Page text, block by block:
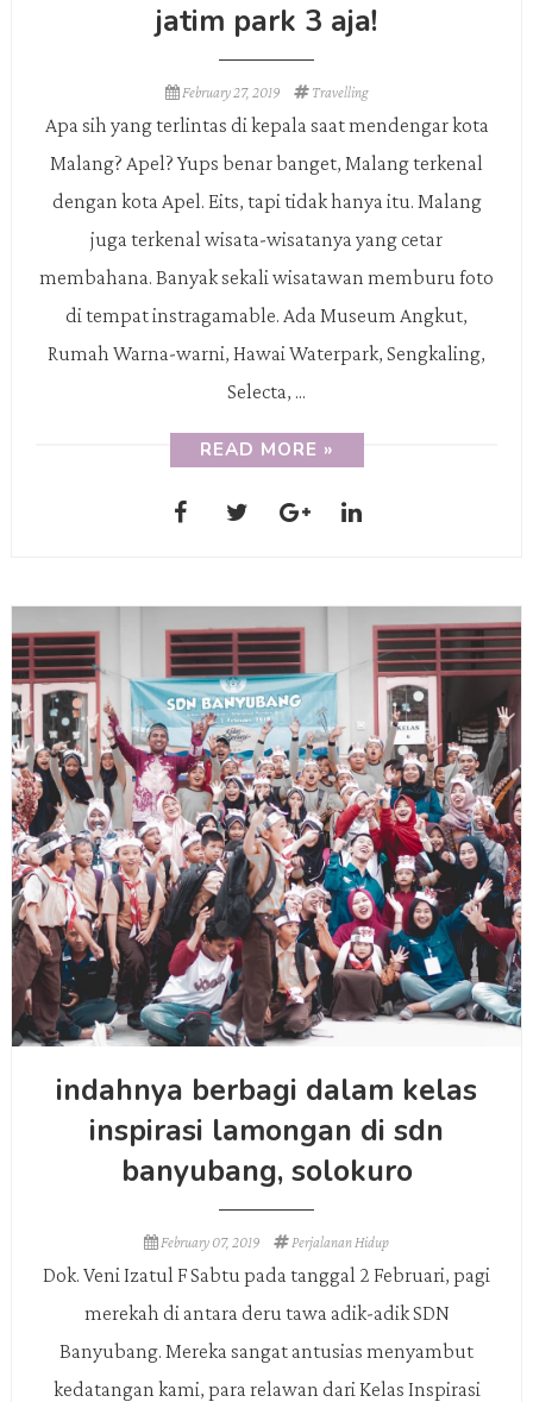
jatim park 3 aja!
February 27, 2019 Travelling
Apa sih yang terlintas di kepala saat mendengar kota
Malang? Apel? Yups benar banget, Malang terkenal
dengan kota Apel. Eits, tapi tidak hanya itu. Malang
juga terkenal wisata-wisatanya yang cetar
membahana. Banyak sekali wisatawan memburu foto
di tempat instragamable. Ada Museum Angkut,
Rumah Warna-warni, Hawai Waterpark, Sengkaling,
Selecta, ...
READ MORE »
indahnya berbagi dalam kelas
inspirasi lamongan di sdn
banyubang, solokuro
February 07, 2019 Perjalanan Hidup
Dok. Veni Izatul F Sabtu pada tanggal 2 Februari, pagi
merekah di antara deru tawa adik-adik SDN
Banyubang. Mereka sangat antusias menyambut
kedatangan kami, para relawan dari Kelas Inspirasi